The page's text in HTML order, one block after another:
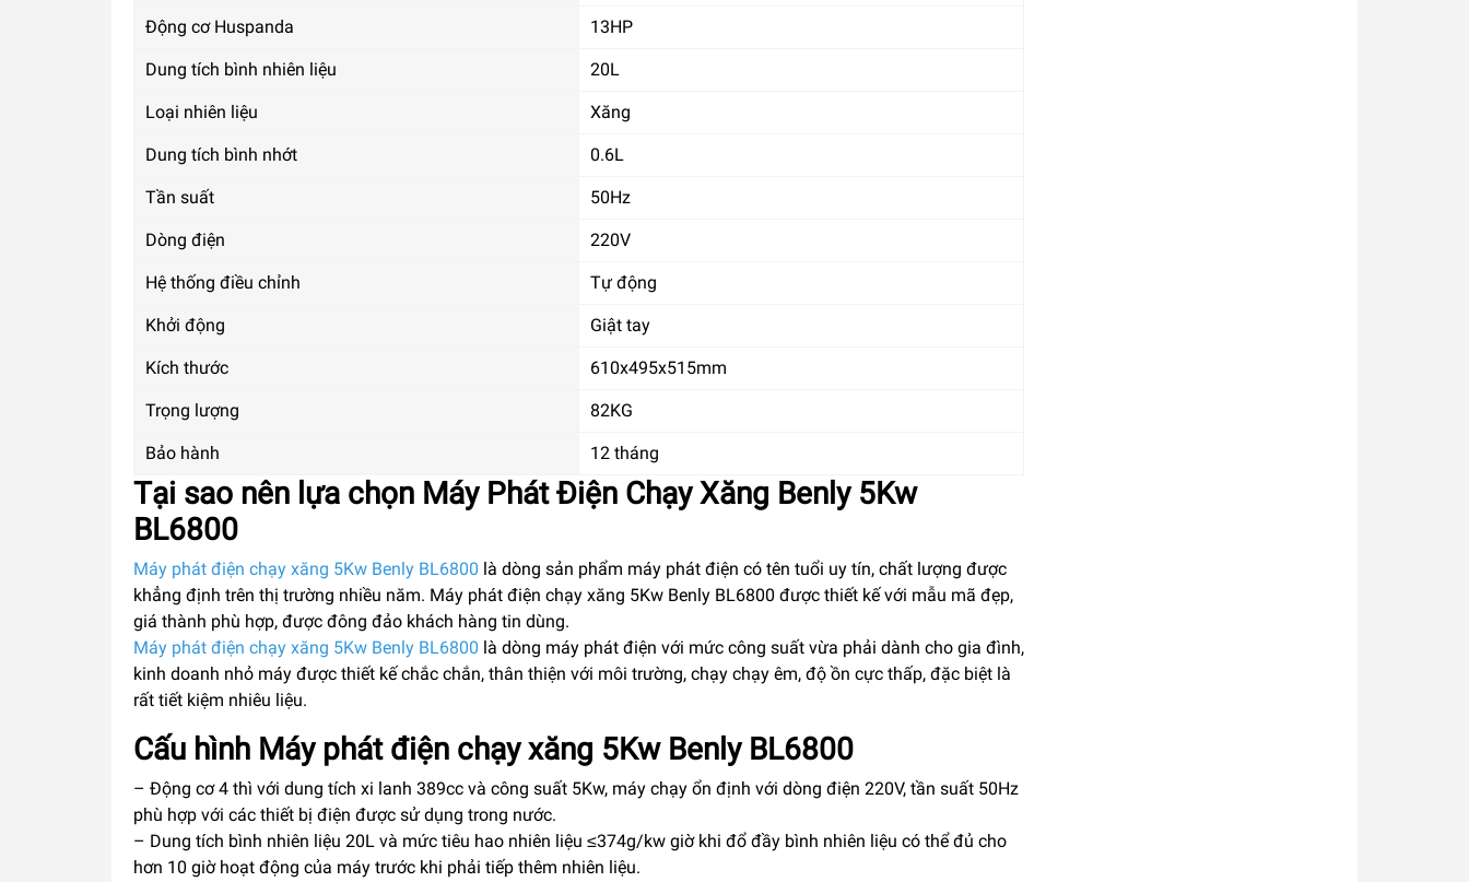
Động cơ Huspanda 13HP
Dung tích bình nhiên liệu 20L
Loại nhiên liệu Xăng
Dung tích bình nhớt 0.6L
Tần suất 50Hz
Dòng điện 220V
Hệ thống điều chỉnh Tự động
Khởi động Giật tay
Kích thước 610x495x515mm
Trọng lượng 82KG
Bảo hành 12 tháng
Tại sao nên lựa chọn Máy Phát Điện Chạy Xăng Benly 5Kw
BL6800
Máy phát điện chạy xăng 5Kw Benly BL6800 là dòng sản phẩm máy phát điện có tên tuổi uy tín, chất lượng được
khẳng định trên thị trường nhiều năm. Máy phát điện chạy xăng 5Kw Benly BL6800 được thiết kế với mẫu mã đẹp,
giá thành phù hợp, được đông đảo khách hàng tin dùng.
Máy phát điện chạy xăng 5Kw Benly BL6800 là dòng máy phát điện với mức công suất vừa phải dành cho gia đình,
kinh doanh nhỏ máy được thiết kế chắc chắn, thân thiện với môi trường, chạy chạy êm, độ ồn cực thấp, đặc biệt là
rất tiết kiệm nhiêu liệu.
Cấu hình Máy phát điện chạy xăng 5Kw Benly BL6800
– Động cơ 4 thì với dung tích xi lanh 389cc và công suất 5Kw, máy chạy ổn định với dòng điện 220V, tần suất 50Hz
phù hợp với các thiết bị điện được sử dụng trong nước.
– Dung tích bình nhiên liệu 20L và mức tiêu hao nhiên liệu ≤374g/kw giờ khi đổ đầy bình nhiên liệu có thể đủ cho
hơn 10 giờ hoạt động của máy trước khi phải tiếp thêm nhiên liệu.